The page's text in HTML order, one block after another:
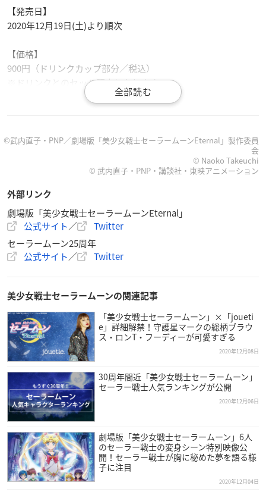
【発売日】
2020年12月19日(土)より順次
【価格】
900円（ドリンクカップ部分／税込）
※ドリンクとのセット販売となります
作品概要
【公開日】
前編：2021年1月8日(金)
後編：2021年2月11日(木)
【スタッフ】
監督：今千秋
脚本：筆安一幸
キャラクターデザイン：只野和子
アニメーション制作：東映アニメーション、スタジオディーン
配給：東映
【キャスト】
三石琴乃
金元寿子
佐藤利奈
小清水亜美
伊藤静
福圓美里
野島健児
©武内直子・PNP／劇場版「美少女戦士セーラームーンEternal」製作委員
会
© Naoko Takeuchi
© 武内直子・PNP・講談社・東映アニメーション
外部リンク
劇場版「美少女戦士セーラームーンEternal」
公式サイト／
Twitter
セーラームーン25周年
公式サイト／ Twitter
美少女戦士セーラームーンの関連記事
「美少女戦士セーラームーン」×「joueti
e」詳細解禁！守護星マークの総柄ブラウ
ス・ロンT・フーディーが可愛すぎる
2020年12月08日
30周年間近「美少女戦士セーラームーン」
セーラー戦士人気ランキングが公開
2020年12月06日
劇場版「美少女戦士セーラームーン」6人
のセーラー戦士の変身シーン特別映像公
開！セーラー戦士が胸に秘めた夢を語る様
子に注目
2020年12月04日